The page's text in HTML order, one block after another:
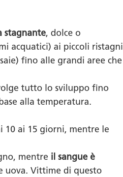
stagnante, dolce o
acquatici) ai piccoli ristagni
fino alle grandi aree che
tutto lo sviluppo fino
alla temperatura.
10 ai 15 giorni, mentre le
mentre il sangue è
uova. Vittime di questo